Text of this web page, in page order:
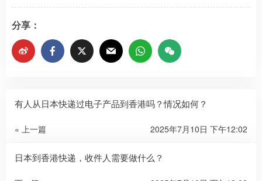
分享：
有人从日本快递过电子产品到香港吗？情况如何？
« 上一篇 2025年7月10日 下午12:02
日本到香港快递，收件人需要做什么？